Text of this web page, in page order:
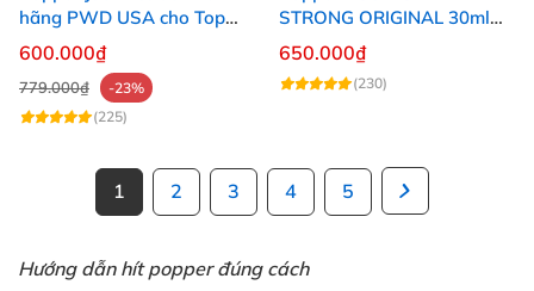
hãng PWD USA cho Top
Bot
600.000₫
779.000₫
-23%
(225)
STRONG ORIGINAL 30ml
Chính Hãng Mỹ PWD
650.000₫
(230)
1 2 3 4 5
Hướng dẫn hít popper đúng cách